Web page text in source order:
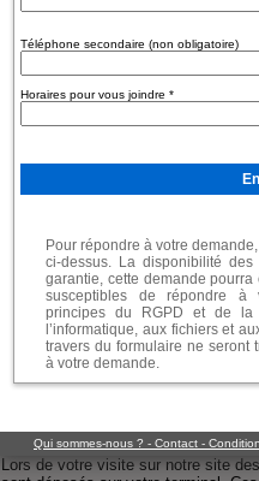
Téléphone secondaire (non obligatoire)
Horaires pour vous joindre*
Pour répondre à votre
ci-dessus. La disponibilité des
garantie, cette demande pourra
susceptibles de répondre à
principes du RGPD et de
l’informatique, aux fichiers et
travers du formulaire ne seront
à votre demande.
Qui sommes-nous ? - Contact -
Lors de votre visite sur notre site